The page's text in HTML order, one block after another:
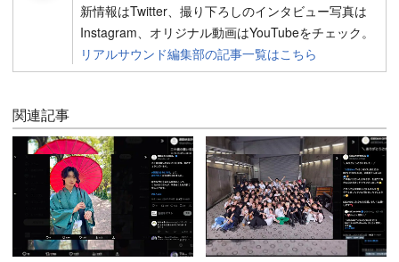
新情報はTwitter、撮り下ろしのインタビュー写真は
Instagram、オリジナル動画はYouTubeをチェック。
リアルサウンド編集部の記事一覧はこちら
関連記事